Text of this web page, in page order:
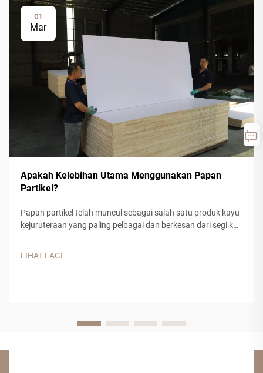
01
Mar
Apakah Kelebihan Utama Menggunakan Papan
Partikel?
Papan partikel telah muncul sebagai salah satu produk kayu
kejuruteraan yang paling pelbagai dan berkesan dari segi kos
LIHAT LAGI